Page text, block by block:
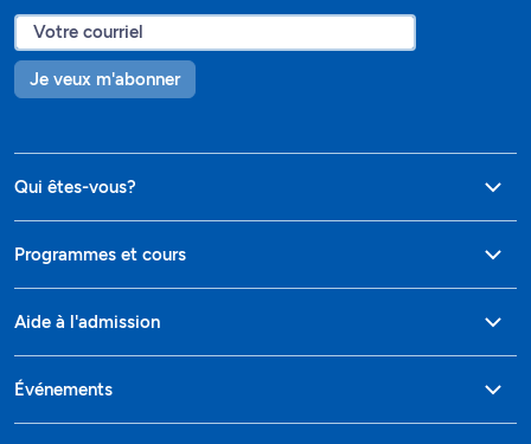
Je veux m'abonner
Qui êtes-vous?
Programmes et cours
Aide à l'admission
Événements